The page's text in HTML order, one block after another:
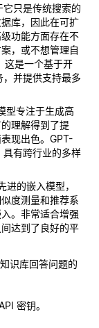
只是传统搜索的
库，因此在可扩
功能方面存在不
，或不想管理自
这是一个基于开
并提供支持最多
型专注于生成高
理解得到了提
现出色。GPT-
有跨行业的多样
的嵌入模型，
度测量和推荐系
。非常适合增强
达到了良好的平
识库回答问题的
密钥。